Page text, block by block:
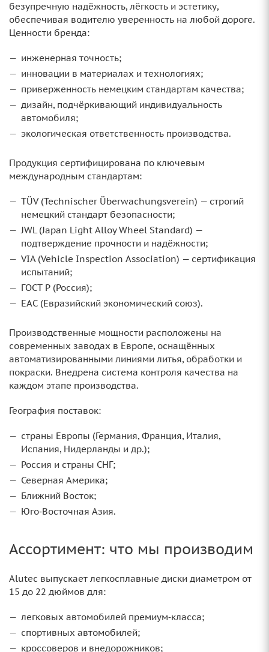
безупречную надёжность, лёгкость и эстетику,
обеспечивая водителю уверенность на любой дороге.
Ценности бренда:
инженерная точность;
инновации в материалах и технологиях;
приверженность немецким стандартам качества;
дизайн, подчёркивающий индивидуальность
автомобиля;
экологическая ответственность производства.
Продукция сертифицирована по ключевым
международным стандартам:
TÜV (Technischer Überwachungsverein) — строгий
немецкий стандарт безопасности;
JWL (Japan Light Alloy Wheel Standard) —
подтверждение прочности и надёжности;
VIA (Vehicle Inspection Association) — сертификация
испытаний;
ГОСТ Р (Россия);
ЕАС (Евразийский экономический союз).
Производственные мощности расположены на
современных заводах в Европе, оснащённых
автоматизированными линиями литья, обработки и
покраски. Внедрена система контроля качества на
каждом этапе производства.
География поставок:
страны Европы (Германия, Франция, Италия,
Испания, Нидерланды и др.);
Россия и страны СНГ;
Северная Америка;
Ближний Восток;
Юго‑Восточная Азия.
Ассортимент: что мы производим
Alutec выпускает легкосплавные диски диаметром от
15 до 22 дюймов для:
легковых автомобилей премиум‑класса;
спортивных автомобилей;
кроссоверов и внедорожников;